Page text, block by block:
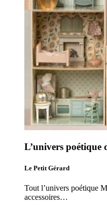
L’univers poétique
Le Petit Gérard
Tout l’univers poétique
accessoires…